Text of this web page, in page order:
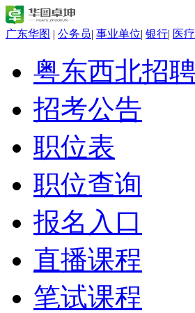
广东华图 | 公务员| 事业单位| 银行| 医疗
粤东西北招
招考公告
职位表
职位查询
报名入口
直播课程
笔试课程